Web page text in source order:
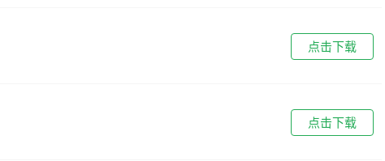
点击下载
点击下载